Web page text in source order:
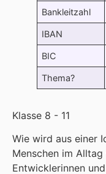
Bankleitzahl
IBAN
BIC
Thema?
Klasse 8 - 11
Wie wird aus einer
Menschen im
Entwicklerinnen